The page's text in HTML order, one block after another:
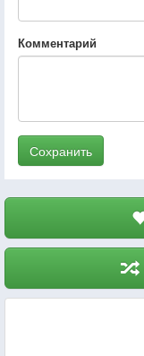
Комментарий
Сохранить